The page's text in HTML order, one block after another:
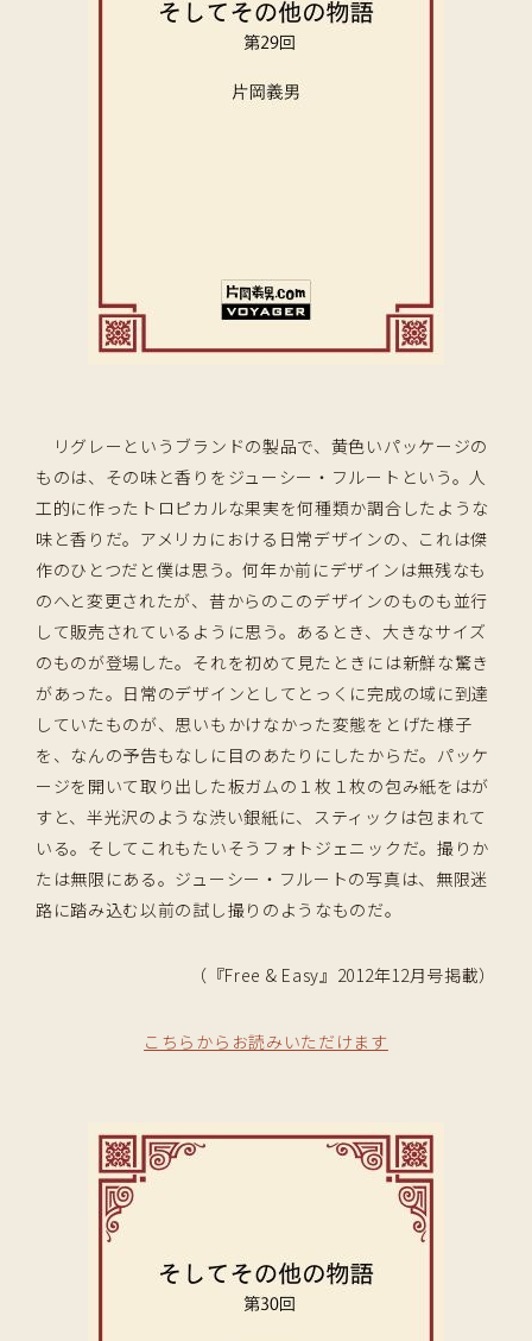
リグレーというブランドの製品で、黄色いパッケージの
ものは、その味と香りをジューシー・フルートという。人
工的に作ったトロピカルな果実を何種類か調合したような
味と香りだ。アメリカにおける日常デザインの、これは傑
作のひとつだと僕は思う。何年か前にデザインは無残なも
のへと変更されたが、昔からのこのデザインのものも並行
して販売されているように思う。あるとき、大きなサイズ
のものが登場した。それを初めて見たときには新鮮な驚き
があった。日常のデザインとしてとっくに完成の域に到達
していたものが、思いもかけなかった変態をとげた様子
を、なんの予告もなしに目のあたりにしたからだ。パッケ
ージを開いて取り出した板ガムの１枚１枚の包み紙をはが
すと、半光沢のような渋い銀紙に、スティックは包まれて
いる。そしてこれもたいそうフォトジェニックだ。撮りか
たは無限にある。ジューシー・フルートの写真は、無限迷
路に踏み込む以前の試し撮りのようなものだ。
（『Free & Easy』2012年12月号掲載）
こちらからお読みいただけます